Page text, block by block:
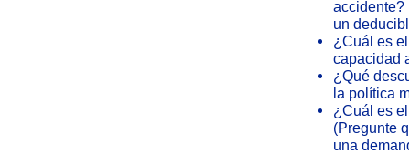
accidente?
un
¿Cuál es
capacidad
¿Qué
la política
¿Cuál es
(Pregunte
una